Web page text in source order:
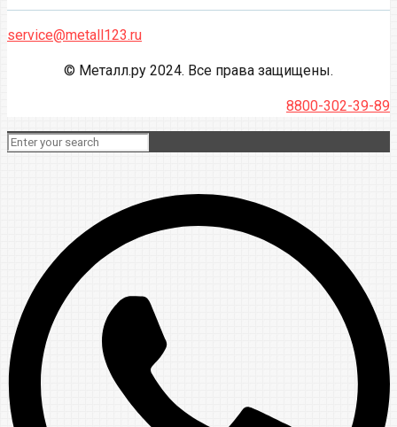
service@metall123.ru
© Металл.ру 2024. Все права защищены.
8800-302-39-89